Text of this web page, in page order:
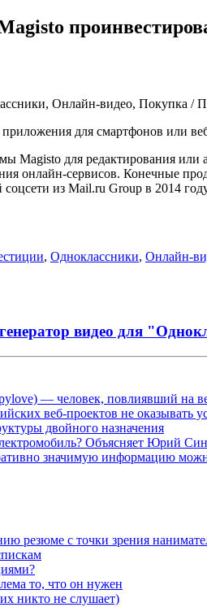
Онлайн-видео, Покупка /
для смартфонов или
Magisto для редактирования или
онлайн-сервисов. Конечные
из Mail.ru Group в 2014
, Одноклассники, Онлайн-
видео для
— человек, повлиявший на
веб-проектов не оказывать
двойного назначения
Объясняет Юрий
значимую информацию
резюме с точки зрения
то, что он нужен
никто не слушает)